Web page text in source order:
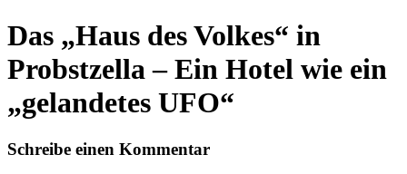
Das „Haus des Volkes“ in
Probstzella – Ein Hotel wie ein
„gelandetes UFO“
Schreibe einen Kommentar